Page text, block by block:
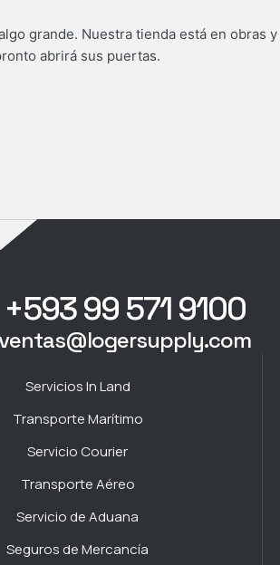
grande. Nuestra tienda está en obras y
abrirá sus puertas.
+593 99 571 9100
Servicios In Land
Transporte Marítimo
Servicio Courier
Transporte Aéreo
Servicio de Aduana
Seguros de Mercancía